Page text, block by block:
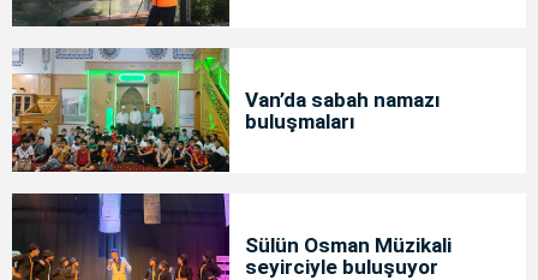
Van’da sabah namazı
buluşmaları
Sülün Osman Müzikali
seyirciyle buluşuyor